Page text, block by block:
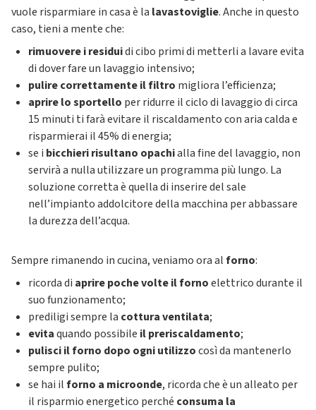
vuole risparmiare in casa è la lavastoviglie. Anche in questo
caso, tieni a mente che:
rimuovere i residuidi cibo primi di metterli a lavare evita
di dover fare un lavaggio intensivo;
pulire correttamente il filtro migliora l’efficienza;
aprire lo sportello per ridurre il ciclo di lavaggio di circa
15 minuti ti farà evitare il riscaldamento con aria calda e
risparmierai il 45% di energia;
se i bicchieri risultano opachialla fine del lavaggio, non
servirà a nulla utilizzare un programma più lungo. La
soluzione corretta è quella di inserire del sale
nell’impianto addolcitore della macchina per abbassare
la durezza dell’acqua.
Sempre rimanendo in cucina, veniamo ora alforno:
ricorda di aprire poche volte il fornoelettrico durante il
suo funzionamento;
prediligi sempre la cottura ventilata;
evitaquando possibile il preriscaldamento;
pulisci il forno dopo ogni utilizzocosì da mantenerlo
sempre pulito;
se hai ilforno a microonde, ricorda che è un alleato per
il risparmio energetico perché consuma la